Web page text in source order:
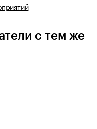
с тем же